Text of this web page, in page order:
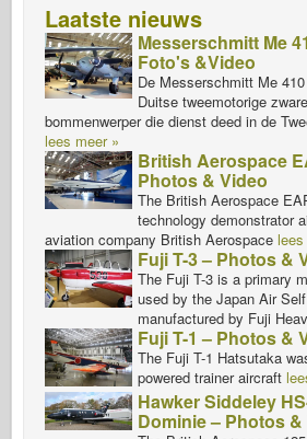
Laatste nieuws
Messerschmitt Me
Foto's &Video
De Messerschmitt Me
Duitse tweemotorige
bommenwerper die dienst deed in de
lees meer »
British Aerospace
Photos & Video
The British Aerospace
technology demonstrator
aviation company British Aerospace lees
Fuji T-3 – Photos &
The Fuji T-3 is a primary
used by the Japan Air
manufactured by Fuji
Fuji T-1 – Photos &
The Fuji T-1 Hatsutaka
powered trainer aircraft
Hawker Siddeley
Dominie – Photos &